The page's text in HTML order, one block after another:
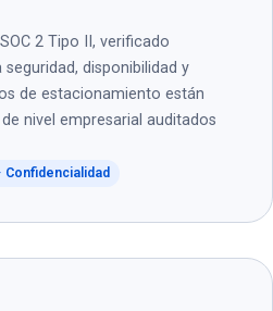
2 Tipo II, verificado
disponibilidad y
de estacionamiento están
nivel empresarial auditados
Confidencialidad